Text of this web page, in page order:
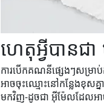
ហេតុអ្វីបានជ
ការបើកគណនីផ្សេងៗសម្រាប់
អាចចុះឈ្មោះនៅកន្លែងខុសគ្
មកវិញ-ដូចជា អ៊ីម៉ែលដែលអ